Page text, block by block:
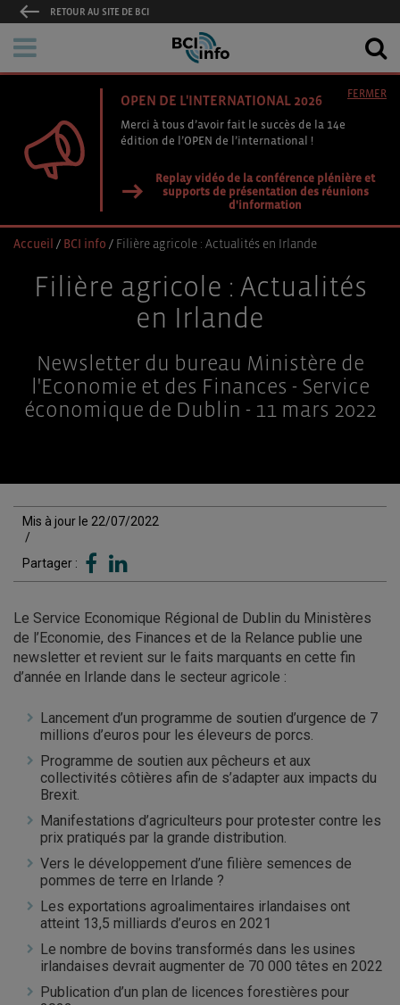
RETOUR AU SITE DE BCI
OPEN DE L'INTERNATIONAL 2026
Merci à tous d’avoir fait le succès de la 14e
édition de l’OPEN de l’international !
Replay vidéo de la conférence plénière et
supports de présentation des réunions
d'information
FERMER
Accueil / BCI info / Filière agricole : Actualités en Irlande
Filière agricole : Actualités
en Irlande
Newsletter du bureau Ministère de
l'Economie et des Finances - Service
économique de Dublin - 11 mars 2022
Mis à jour le 22/07/2022
/
Partager :
Le Service Economique Régional de Dublin du Ministères
de l’Economie, des Finances et de la Relance publie une
newsletter et revient sur le faits marquants en cette fin
d’année en Irlande dans le secteur agricole :
Lancement d’un programme de soutien d’urgence de 7
millions d’euros pour les éleveurs de porcs.
Programme de soutien aux pêcheurs et aux
collectivités côtières afin de s’adapter aux impacts du
Brexit.
Manifestations d’agriculteurs pour protester contre les
prix pratiqués par la grande distribution.
Vers le développement d’une filière semences de
pommes de terre en Irlande ?
Les exportations agroalimentaires irlandaises ont
atteint 13,5 milliards d’euros en 2021
Le nombre de bovins transformés dans les usines
irlandaises devrait augmenter de 70 000 têtes en 2022
Publication d’un plan de licences forestières pour